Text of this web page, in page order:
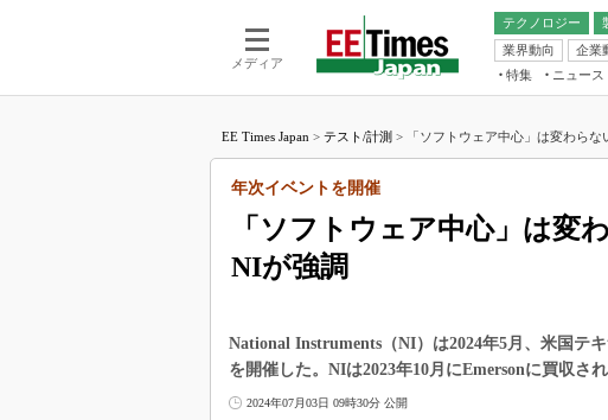
メディア
テクノロジー
電池／エネルギー
アナログ
マイコン
業界動向
企業
特集 ニュース
福田昭のデバイス通信
大山聡の業界スコープ
大原雄介のエレ・組
世界を「数字」で回
電子ブックレ
EE Times Japan > テスト/計測 > 「ソフトウェア中心」は変わら
「ソフトウェア中心」は
NIが強調
年次イベントを開催
National Instruments（NI）は2024年5月、米国テ
を開催した。NIは2023年10月にEmersonに買収さ
2024年07月03日 09時30分 公開